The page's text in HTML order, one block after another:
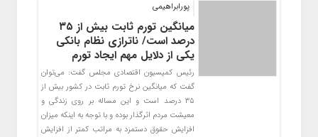
پورابراهیمی
میانگین تورم ثابت بیش از ۳۵
درصد است/ ناترازی نظام بانکی
یکی از دلایل مهم ایجاد تورم
رئیس کمیسیون اقتصادی مجلس گفت: می‌توان
گفت که میانگین نرخ تورم ثابت در کشور بیش از
۳۵ درصد است و این مساله بر روی زندگی و
معیشت مردم اثرگذار بوده و با توجه به اینکه میزان
افزایش حقوق دستمزد به مراتب کمتر از افزایش